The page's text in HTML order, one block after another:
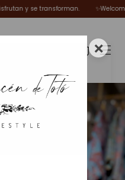
y se transforman. ✨Welcome
×